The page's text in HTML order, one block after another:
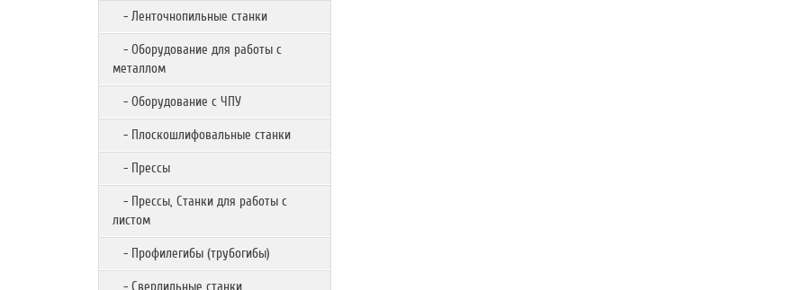
- Ленточнопильные станки
- Оборудование для работы с
металлом
- Оборудование с ЧПУ
- Плоскошлифовальные станки
- Прессы
- Прессы, Станки для работы с
листом
- Профилегибы (трубогибы)
- Сверлильные станки